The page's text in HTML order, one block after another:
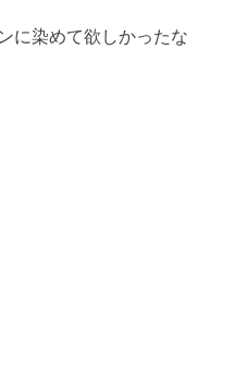
に染めて欲しかったな